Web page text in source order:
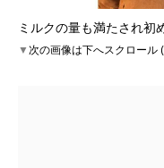
ミルクの量も満たされ初
▼次の画像は下へスクロール